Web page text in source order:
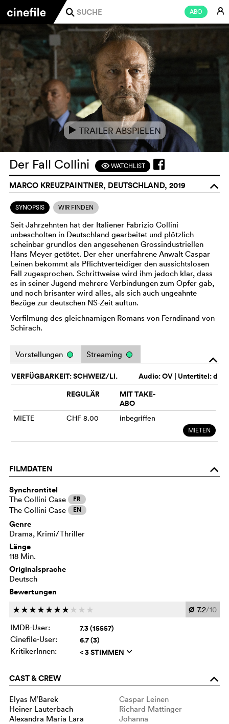
ABO E
j
e TRAILER ABSPIELEN
Der Fall Collini FWATCHLIST
MARCO KREUZPAINTNER, DEUTSCHLAND, 2019 o
SYNOPSIS WIR FINDEN
Seit Jahrzehnten hat der Italiener Fabrizio Collini
unbescholten in Deutschland gearbeitet und plötzlich
scheinbar grundlos den angesehenen Grossindustriellen
Hans Meyer getötet. Der eher unerfahrene Anwalt Caspar
Leinen bekommt als Pflichtverteidiger den aussichtslosen
Fall zugesprochen. Schrittweise wird ihm jedoch klar, dass
es in seiner Jugend mehrere Verbindungen zum Opfer gab,
und noch brisanter wird alles, als sich auch ungeahnte
Bezüge zur deutschen NS-Zeit auftun.
Verfilmung des gleichnamigen Romans von Ferndinand von
Schirach.
o
Vorstellungen Streaming
Audio:OV | Untertitel: d
VERFÜGBARKEIT: SCHWEIZ/LI.
REGULÄR
MIT TAKE-
ABO
MIETE CHF 8.00 inbegriffen
MIETEN
FILMDATEN o
Synchrontitel
The Collini Case FR
The Collini Case EN
Genre
Drama, Krimi/Thriller
Länge
118 Min.
Originalsprache
Deutsch
Bewertungen
ccccccc c c c Ø 7.2/10
IMDB-User:
7.3 (15557)
Cinefile-User: 6.7 (3)
KritikerInnen: < 3 STIMMEN q
CAST & CREW o
Elyas M’Barek
Caspar Leinen
Heiner Lauterbach
Richard Mattinger
Alexandra Maria Lara
Johanna